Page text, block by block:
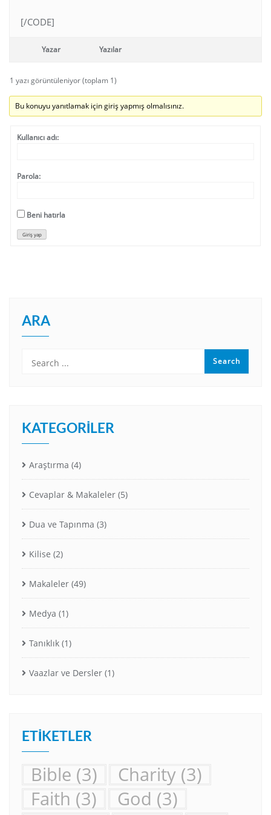
[/CODE]
Yazar Yazılar
1 yazı görüntüleniyor (toplam 1)
Bu konuyu yanıtlamak için giriş yapmış olmalısınız.
Kullanıcı adı:
Parola:
Beni hatırla
Giriş yap
ARA
KATEGORILER
Araştırma (4)
Cevaplar & Makaleler (5)
Dua ve Tapınma (3)
Kilise (2)
Makaleler (49)
Medya (1)
Tanıklık (1)
Vaazlar ve Dersler (1)
ETIKETLER
Bible (3) Charity (3)
Faith (3) God (3)